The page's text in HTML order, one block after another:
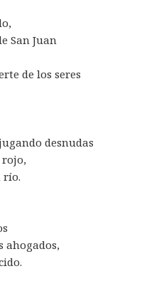
San Juan
de los seres
desnudas
río.
ahogados,